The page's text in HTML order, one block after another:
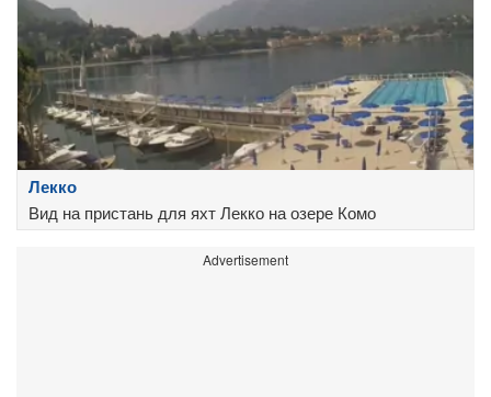
Лекко
Вид на пристань для яхт Лекко на озере Комо
Advertisement